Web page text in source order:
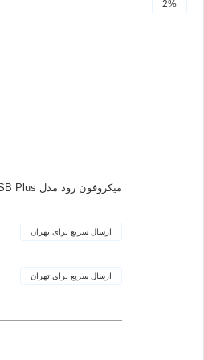
میکروفون رود مدل RODE NT-USB Plus
ارسال سریع برای تهران
ارسال سریع برای تهران
2%